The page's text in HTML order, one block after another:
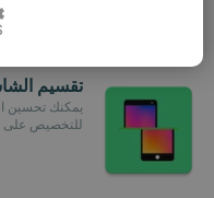
تقسيم
يمكنك تحسين
للتخصيص
ROMANIAN